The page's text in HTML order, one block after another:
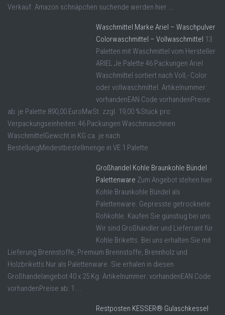
Verkauf. Amazon schnäpchen suchende werden hier ...
Waschmittel Marke Ariel – Waschpulver
Colorwaschmittel – Vollwaschmittel 13
Paletten mit Waschmittel vom Hersteller
ARIEL Je Palette 46 Packungen Ariel
Waschmittel sortiert nach Voll,- Color
oder vollwaschmittel. Artikelnummer:
vorhandenEAN Code vorhandenPreise
ab: je Palette 890,00 EuroMwSt. zzgl. 19,00 %Stück pro
Verpackungseinheiten: 46 Packungen Waschmaschinen
WaschmittelGewicht in KG ca. je nach
BestellungMindestbestellmenge in VE 1 Palette
Großhandel Kohle Braunkohle Bündel
Palettenware Zum Angebot stehen hier
Kohle Braunkohle Bündel als
Palettenware. Gepresste getrocknete
Rohkohle. Kaufen Sie günstiug bei uns.
Wir sind Großhändler und Lieferrant für
Kohle Briketts. Bei uns erhalten Sie mit
Lieferung Brennstoffe, Premium Brennstoffe, Brennholz und
Holzbriketts Nur als Palettenware. Sie erhalen in diesen
Großhandelangebot 40 x 25 Kg. Artikelnummer: vorhandenEAN Code
vorhandenPreise ab: 1 ...
Restposten KESSER® Gulaschkessel